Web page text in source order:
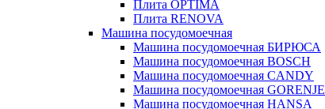
Плита OPTIMA
Плита RENOVA
Машина посудомоечная
Машина посудомоечная БИРЮСА
Машина посудомоечная BOSCH
Машина посудомоечная CANDY
Машина посудомоечная GORENJE
Машина посудомоечная HANSA